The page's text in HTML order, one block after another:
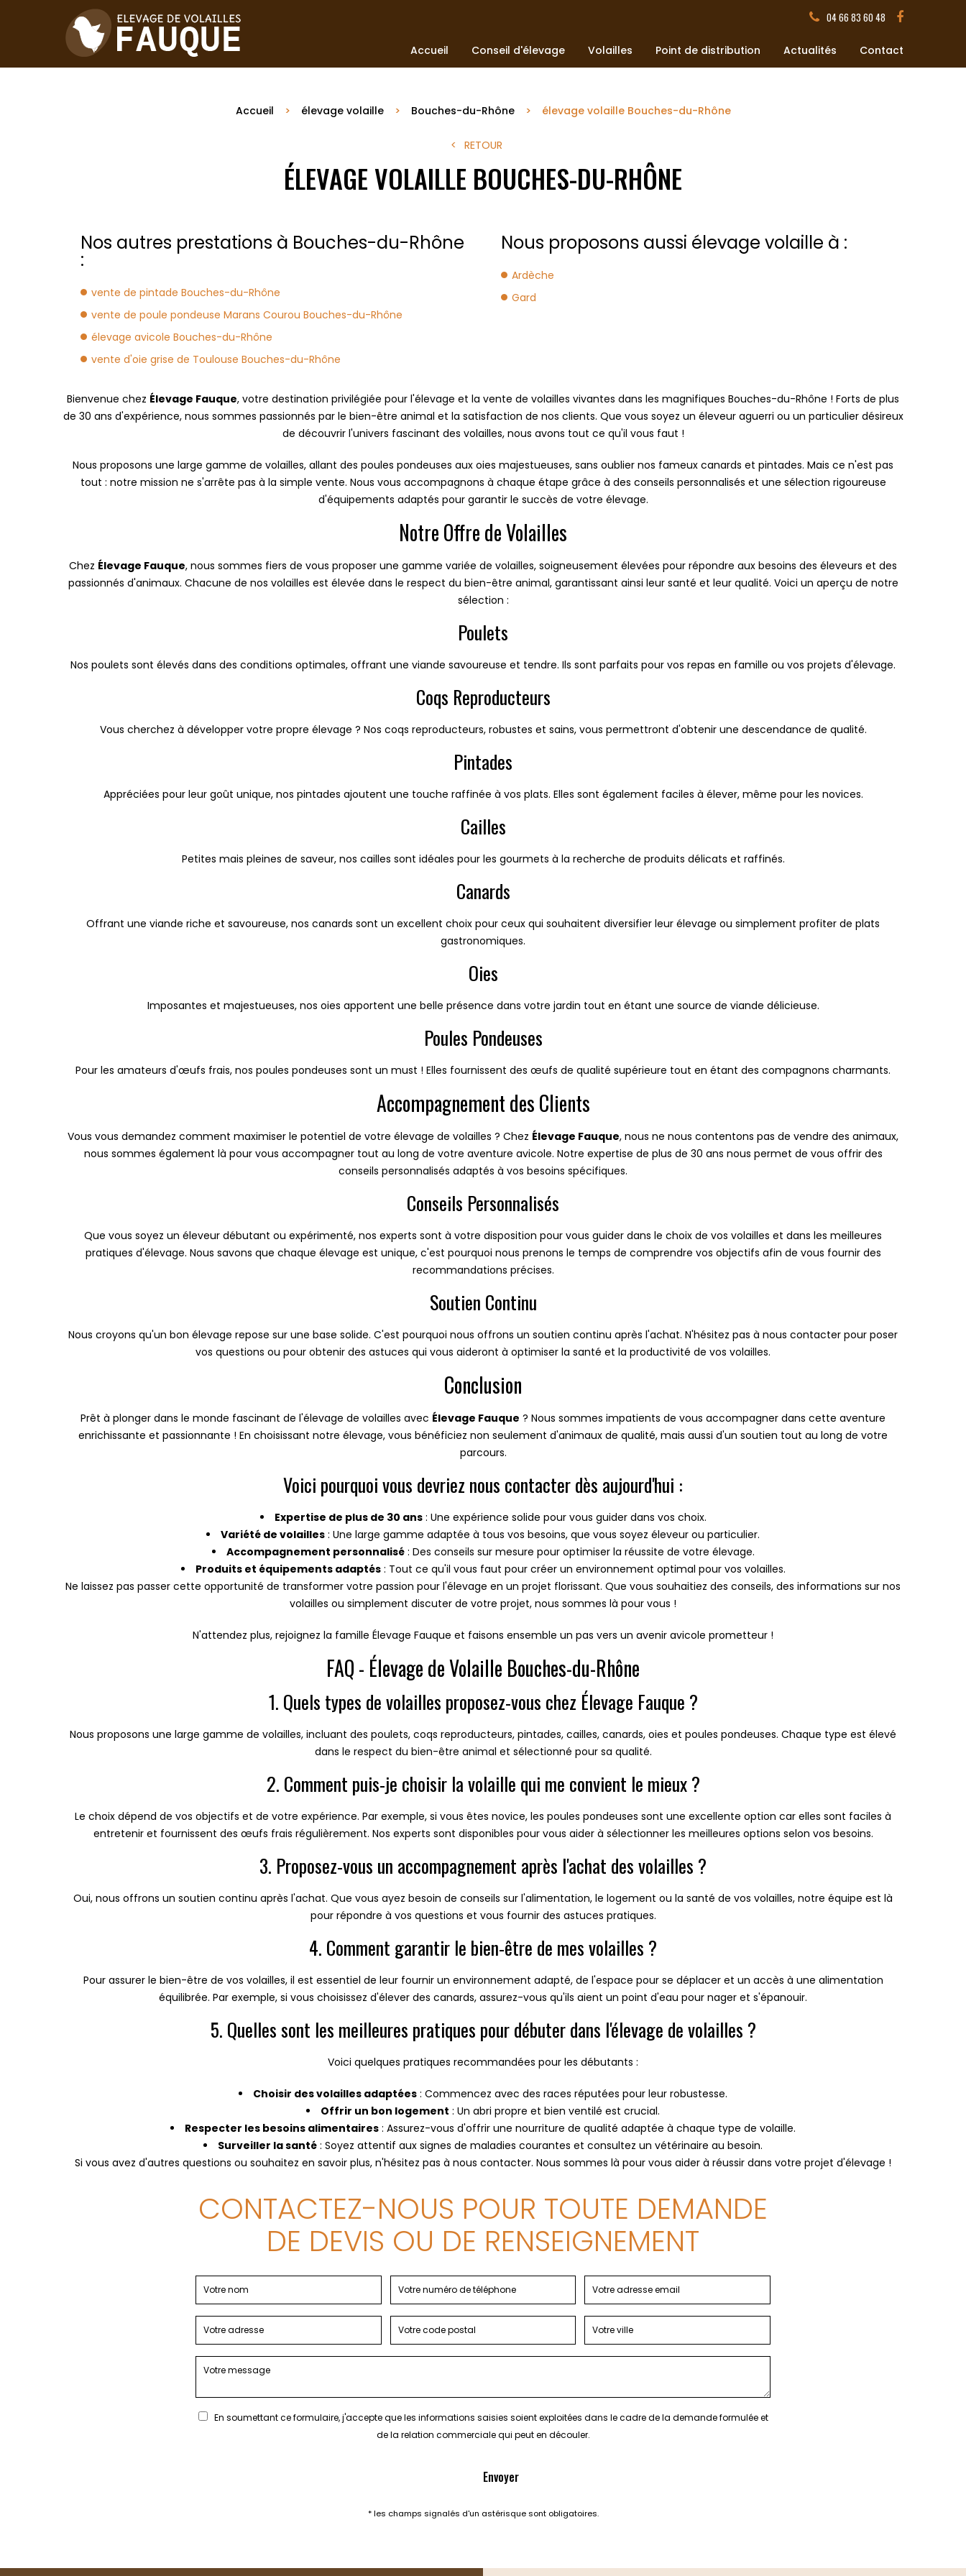
04 66 83 60 48
Accueil Conseil d'élevage Volailles Point de distribution Actualités Contact
Accueil élevage volaille Bouches-du-Rhône élevage volaille Bouches-du-Rhône
RETOUR
ÉLEVAGE VOLAILLE BOUCHES-DU-RHÔNE
Nos autres prestations à Bouches-du-Rhône
:
vente de pintade Bouches-du-Rhône
vente de poule pondeuse Marans Courou Bouches-du-Rhône
élevage avicole Bouches-du-Rhône
vente d'oie grise de Toulouse Bouches-du-Rhône
Nous proposons aussi élevage volaille à :
Ardèche
Gard
Bienvenue chez Élevage Fauque, votre destination privilégiée pour l'élevage et la vente de volailles vivantes dans les magnifiques Bouches-du-Rhône ! Forts de plus
de 30 ans d'expérience, nous sommes passionnés par le bien-être animal et la satisfaction de nos clients. Que vous soyez un éleveur aguerri ou un particulier désireux
de découvrir l'univers fascinant des volailles, nous avons tout ce qu'il vous faut !
Nous proposons une large gamme de volailles, allant des poules pondeuses aux oies majestueuses, sans oublier nos fameux canards et pintades. Mais ce n'est pas
tout : notre mission ne s'arrête pas à la simple vente. Nous vous accompagnons à chaque étape grâce à des conseils personnalisés et une sélection rigoureuse
d'équipements adaptés pour garantir le succès de votre élevage.
Notre Offre de Volailles
Chez Élevage Fauque, nous sommes fiers de vous proposer une gamme variée de volailles, soigneusement élevées pour répondre aux besoins des éleveurs et des
passionnés d'animaux. Chacune de nos volailles est élevée dans le respect du bien-être animal, garantissant ainsi leur santé et leur qualité. Voici un aperçu de notre
sélection :
Poulets
Nos poulets sont élevés dans des conditions optimales, offrant une viande savoureuse et tendre. Ils sont parfaits pour vos repas en famille ou vos projets d'élevage.
Coqs Reproducteurs
Vous cherchez à développer votre propre élevage ? Nos coqs reproducteurs, robustes et sains, vous permettront d'obtenir une descendance de qualité.
Pintades
Appréciées pour leur goût unique, nos pintades ajoutent une touche raffinée à vos plats. Elles sont également faciles à élever, même pour les novices.
Cailles
Petites mais pleines de saveur, nos cailles sont idéales pour les gourmets à la recherche de produits délicats et raffinés.
Canards
Offrant une viande riche et savoureuse, nos canards sont un excellent choix pour ceux qui souhaitent diversifier leur élevage ou simplement profiter de plats
gastronomiques.
Oies
Imposantes et majestueuses, nos oies apportent une belle présence dans votre jardin tout en étant une source de viande délicieuse.
Poules Pondeuses
Pour les amateurs d'œufs frais, nos poules pondeuses sont un must ! Elles fournissent des œufs de qualité supérieure tout en étant des compagnons charmants.
Accompagnement des Clients
Vous vous demandez comment maximiser le potentiel de votre élevage de volailles ? Chez Élevage Fauque, nous ne nous contentons pas de vendre des animaux,
nous sommes également là pour vous accompagner tout au long de votre aventure avicole. Notre expertise de plus de 30 ans nous permet de vous offrir des
conseils personnalisés adaptés à vos besoins spécifiques.
Conseils Personnalisés
Que vous soyez un éleveur débutant ou expérimenté, nos experts sont à votre disposition pour vous guider dans le choix de vos volailles et dans les meilleures
pratiques d'élevage. Nous savons que chaque élevage est unique, c'est pourquoi nous prenons le temps de comprendre vos objectifs afin de vous fournir des
recommandations précises.
Soutien Continu
Nous croyons qu'un bon élevage repose sur une base solide. C'est pourquoi nous offrons un soutien continu après l'achat. N'hésitez pas à nous contacter pour poser
vos questions ou pour obtenir des astuces qui vous aideront à optimiser la santé et la productivité de vos volailles.
Conclusion
Prêt à plonger dans le monde fascinant de l'élevage de volailles avec Élevage Fauque ? Nous sommes impatients de vous accompagner dans cette aventure
enrichissante et passionnante ! En choisissant notre élevage, vous bénéficiez non seulement d'animaux de qualité, mais aussi d'un soutien tout au long de votre
parcours.
Voici pourquoi vous devriez nous contacter dès aujourd'hui :
Expertise de plus de 30 ans: Une expérience solide pour vous guider dans vos choix.
Variété de volailles : Une large gamme adaptée à tous vos besoins, que vous soyez éleveur ou particulier.
Accompagnement personnalisé: Des conseils sur mesure pour optimiser la réussite de votre élevage.
Produits et équipements adaptés: Tout ce qu'il vous faut pour créer un environnement optimal pour vos volailles.
Ne laissez pas passer cette opportunité de transformer votre passion pour l'élevage en un projet florissant. Que vous souhaitiez des conseils, des informations sur nos
volailles ou simplement discuter de votre projet, nous sommes là pour vous !
N'attendez plus, rejoignez la famille Élevage Fauque et faisons ensemble un pas vers un avenir avicole prometteur !
FAQ - Élevage de Volaille Bouches-du-Rhône
1. Quels types de volailles proposez-vous chez Élevage Fauque ?
Nous proposons une large gamme de volailles, incluant des poulets, coqs reproducteurs, pintades, cailles, canards, oies et poules pondeuses. Chaque type est élevé
dans le respect du bien-être animal et sélectionné pour sa qualité.
2. Comment puis-je choisir la volaille qui me convient le mieux ?
Le choix dépend de vos objectifs et de votre expérience. Par exemple, si vous êtes novice, les poules pondeuses sont une excellente option car elles sont faciles à
entretenir et fournissent des œufs frais régulièrement. Nos experts sont disponibles pour vous aider à sélectionner les meilleures options selon vos besoins.
3. Proposez-vous un accompagnement après l'achat des volailles ?
Oui, nous offrons un soutien continu après l'achat. Que vous ayez besoin de conseils sur l'alimentation, le logement ou la santé de vos volailles, notre équipe est là
pour répondre à vos questions et vous fournir des astuces pratiques.
4. Comment garantir le bien-être de mes volailles ?
Pour assurer le bien-être de vos volailles, il est essentiel de leur fournir un environnement adapté, de l'espace pour se déplacer et un accès à une alimentation
équilibrée. Par exemple, si vous choisissez d'élever des canards, assurez-vous qu'ils aient un point d'eau pour nager et s'épanouir.
5. Quelles sont les meilleures pratiques pour débuter dans l'élevage de volailles ?
Voici quelques pratiques recommandées pour les débutants :
Choisir des volailles adaptées : Commencez avec des races réputées pour leur robustesse.
Offrir un bon logement : Un abri propre et bien ventilé est crucial.
Respecter les besoins alimentaires : Assurez-vous d'offrir une nourriture de qualité adaptée à chaque type de volaille.
Surveiller la santé : Soyez attentif aux signes de maladies courantes et consultez un vétérinaire au besoin.
Si vous avez d'autres questions ou souhaitez en savoir plus, n'hésitez pas à nous contacter. Nous sommes là pour vous aider à réussir dans votre projet d'élevage !
CONTACTEZ-NOUS POUR TOUTE DEMANDE
DE DEVIS OU DE RENSEIGNEMENT
En soumettant ce formulaire, j'accepte que les informations saisies soient exploitées dans le cadre de la demande formulée et
de la relation commerciale qui peut en découler.
* les champs signalés d'un astérisque sont obligatoires.